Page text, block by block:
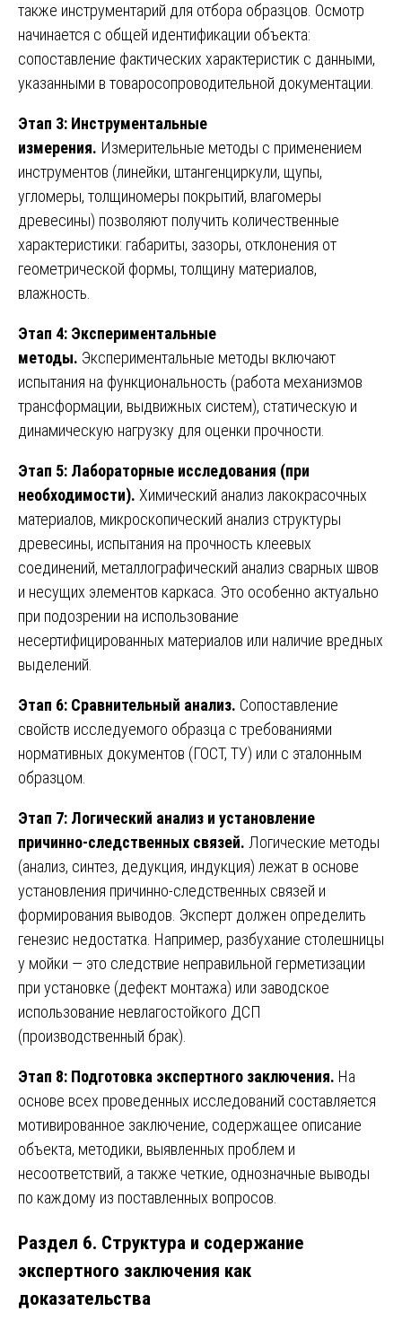
также инструментарий для отбора образцов. Осмотр
начинается с общей идентификации объекта:
сопоставление фактических характеристик с данными,
указанными в товаросопроводительной документации.
Этап 3: Инструментальные
измерения. Измерительные методы с применением
инструментов (линейки, штангенциркули, щупы,
угломеры, толщиномеры покрытий, влагомеры
древесины) позволяют получить количественные
характеристики: габариты, зазоры, отклонения от
геометрической формы, толщину материалов,
влажность.
Этап 4: Экспериментальные
методы. Экспериментальные методы включают
испытания на функциональность (работа механизмов
трансформации, выдвижных систем), статическую и
динамическую нагрузку для оценки прочности.
Этап 5: Лабораторные исследования (при
необходимости). Химический анализ лакокрасочных
материалов, микроскопический анализ структуры
древесины, испытания на прочность клеевых
соединений, металлографический анализ сварных швов
и несущих элементов каркаса. Это особенно актуально
при подозрении на использование
несертифицированных материалов или наличие вредных
выделений.
Этап 6: Сравнительный анализ. Сопоставление
свойств исследуемого образца с требованиями
нормативных документов (ГОСТ, ТУ) или с эталонным
образцом.
Этап 7: Логический анализ и установление
причинно-следственных связей. Логические методы
(анализ, синтез, дедукция, индукция) лежат в основе
установления причинно-следственных связей и
формирования выводов. Эксперт должен определить
генезис недостатка. Например, разбухание столешницы
у мойки — это следствие неправильной герметизации
при установке (дефект монтажа) или заводское
использование невлагостойкого ДСП
(производственный брак).
Этап 8: Подготовка экспертного заключения. На
основе всех проведенных исследований составляется
мотивированное заключение, содержащее описание
объекта, методики, выявленных проблем и
несоответствий, а также четкие, однозначные выводы
по каждому из поставленных вопросов.
Раздел 6. Структура и содержание
экспертного заключения как
доказательства